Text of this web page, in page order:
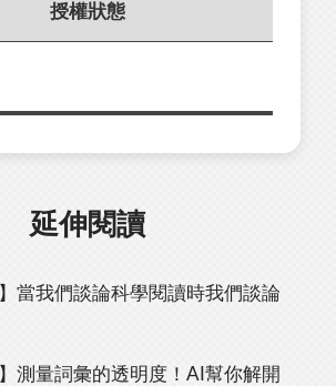
授權狀態
延伸閱讀
當我們談論科學閱讀時我們談論
測量詞彙的透明度！AI幫你解開